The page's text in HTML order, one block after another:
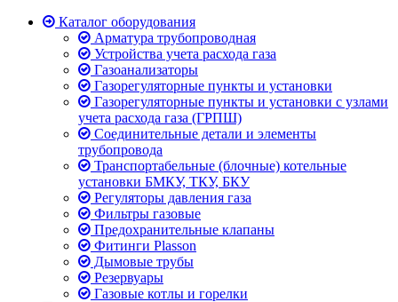
Каталог оборудования
Арматура трубопроводная
Устройства учета расхода газа
Газоанализаторы
Газорегуляторные пункты и установки
Газорегуляторные пункты и установки с узлами
учета расхода газа (ГРПШ)
Соединительные детали и элементы
трубопровода
Транспортабельные (блочные) котельные
установки БМКУ, ТКУ, БКУ
Регуляторы давления газа
Фильтры газовые
Предохранительные клапаны
Фитинги Plasson
Дымовые трубы
Резервуары
Газовые котлы и горелки